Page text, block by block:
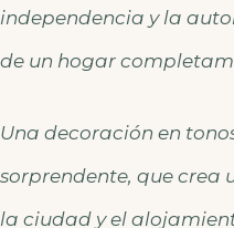
independencia y la
de un hogar
Una decoración en
sorprendente, que crea
la ciudad y el